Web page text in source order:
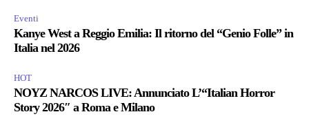
Eventi
Kanye West a Reggio Emilia: Il ritorno del “Genio Folle” in
Italia nel 2026
HOT
NOYZ NARCOS LIVE: Annunciato L’“Italian Horror
Story 2026″ a Roma e Milano